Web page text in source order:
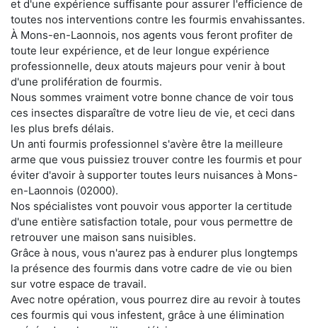
et d'une expérience suffisante pour assurer l'efficience de
toutes nos interventions contre les fourmis envahissantes.
À Mons-en-Laonnois, nos agents vous feront profiter de
toute leur expérience, et de leur longue expérience
professionnelle, deux atouts majeurs pour venir à bout
d'une prolifération de fourmis.
Nous sommes vraiment votre bonne chance de voir tous
ces insectes disparaître de votre lieu de vie, et ceci dans
les plus brefs délais.
Un anti fourmis professionnel s'avère être la meilleure
arme que vous puissiez trouver contre les fourmis et pour
éviter d'avoir à supporter toutes leurs nuisances à Mons-
en-Laonnois (02000).
Nos spécialistes vont pouvoir vous apporter la certitude
d'une entière satisfaction totale, pour vous permettre de
retrouver une maison sans nuisibles.
Grâce à nous, vous n'aurez pas à endurer plus longtemps
la présence des fourmis dans votre cadre de vie ou bien
sur votre espace de travail.
Avec notre opération, vous pourrez dire au revoir à toutes
ces fourmis qui vous infestent, grâce à une élimination